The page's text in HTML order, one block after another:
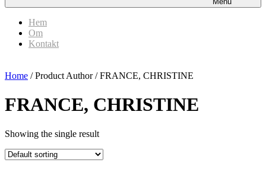
Hem
Om
Kontakt
Home / Product Author / FRANCE, CHRISTINE
FRANCE, CHRISTINE
Showing the single result